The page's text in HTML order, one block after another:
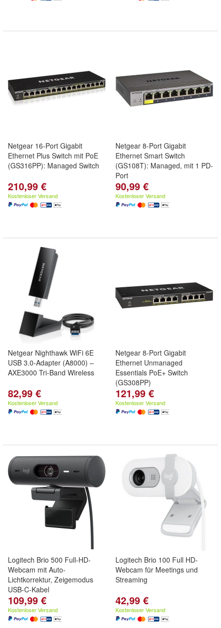
Netgear 16-Port Gigabit
Ethernet Plus Switch mit PoE
(GS316PP): Managed Switch
210,99 €
Kostenloser Versand
Netgear 8-Port Gigabit
Ethernet Smart Switch
(GS108T): Managed, mit 1 PD-
Port
90,99 €
Kostenloser Versand
Netgear Nighthawk WiFi 6E
USB 3.0-Adapter (A8000) –
AXE3000 Tri-Band Wireless
82,99 €
Kostenloser Versand
Netgear 8-Port Gigabit
Ethernet Unmanaged
Essentials PoE+ Switch
(GS308PP)
121,99 €
Kostenloser Versand
Logitech Brio 500 Full-HD-
Webcam mit Auto-
Lichtkorrektur, Zeigemodus
USB-C-Kabel
109,99 €
Kostenloser Versand
Logitech Brio 100 Full HD-
Webcam für Meetings und
Streaming
42,99 €
Kostenloser Versand